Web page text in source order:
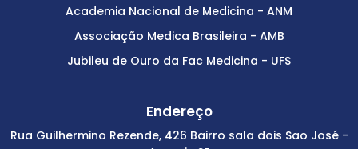
Academia Nacional de Medicina - ANM
Associação Medica Brasileira - AMB
Jubileu de Ouro da Fac Medicina - UFS
Endereço
Rua Guilhermino Rezende, 426 Bairro sala dois Sao José -